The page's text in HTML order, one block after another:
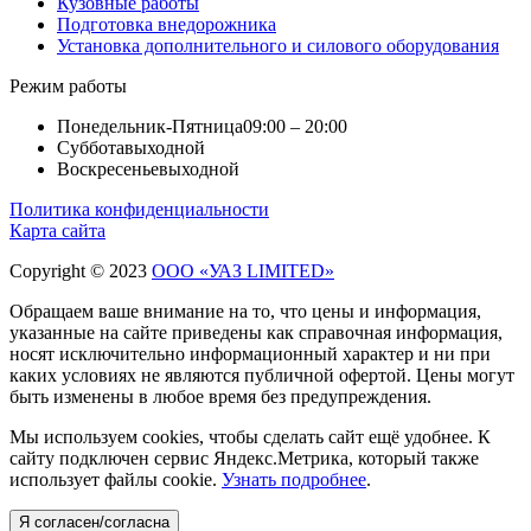
Подготовка внедорожника
Установка дополнительного и силового оборудования
Режим работы
Понедельник-Пятница09:00 – 20:00
Субботавыходной
Воскресеньевыходной
Политика конфиденциальности
Карта сайта
Copyright © 2023 ООО «УАЗ LIMITED»
Обращаем ваше внимание на то, что цены и информация,
указанные на сайте приведены как справочная информация,
носят исключительно информационный характер и ни при
каких условиях не являются публичной офертой. Цены могут
быть изменены в любое время без предупреждения.
Мы используем cookies, чтобы сделать сайт ещё удобнее. К
сайту подключен сервис Яндекс.Метрика, который также
использует файлы cookie. Узнать подробнее.
Я согласен/согласна